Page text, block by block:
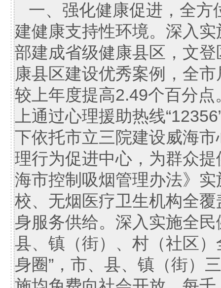
一、强化健康促进，全
建健康支持性环境。深入
部建成省级健康县区，文
康县区建设优秀案例，全
较上年度提高2.49个百分
上通过心理援助热线
下依托市立三院建设威海
理行为促进中心，为群众
海市控制吸烟管理办法》
校、无烟医疗卫生机构全
身服务供给。深入实施全
县、镇（街）、村（社区
身圈”，市、县、镇（街）